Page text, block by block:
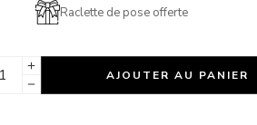
Raclette de pose offerte
AJOUTER AU PANIER